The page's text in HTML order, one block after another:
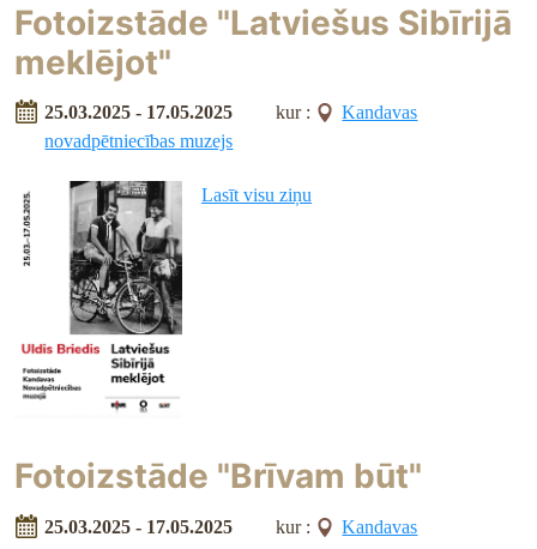
Fotoizstāde "Latviešus Sibīrijā
meklējot"
25.03.2025 - 17.05.2025 kur :
Kandavas
novadpētniecības muzejs
Lasīt visu ziņu
Fotoizstāde "Brīvam būt"
25.03.2025 - 17.05.2025 kur :
Kandavas